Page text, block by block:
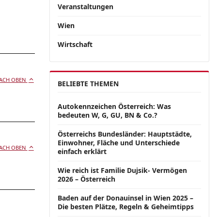
OBEN
OBEN
Veranstaltungen
Wien
Wirtschaft
BELIEBTE THEMEN
Autokennzeichen Österreich: Was
bedeuten W, G, GU, BN & Co.?
Österreichs Bundesländer: Hauptstädte,
Einwohner, Fläche und Unterschiede
einfach erklärt
Wie reich ist Familie Dujsik- Vermögen
2026 – Österreich
Baden auf der Donauinsel in Wien 2025 –
Die besten Plätze, Regeln & Geheimtipps